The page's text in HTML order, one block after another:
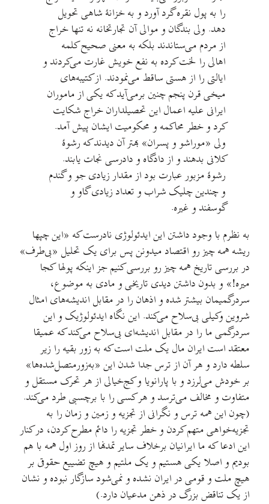
را به پول نقره گرد آورد و به خزانهٔ شاهی تحویل
دهد. ولی بندگان و موالی آن تجارتخانه نه تنها خراج
از مردم می‌ستاندند بلکه به معنی صحیح کلمه
اهالی را لخت کرده به نفع خویش غارت می‌کردند و
ایالتی را از هستی ساقط می‌نمودند. از کتیبه‌های
میخی قرن پنجم چنین برمی‌آید که یکی از ماموران
ایرانی علیه اعمال این تحصیلداران خراج شکایت
کرد و خطر محاکمه و محکومیت ایشان پیش آمد.
ولی «موراشو و پسران» بهتر آن دیدند که رشوهٔ
کلانی بدهند و از دادگاه و دادرسی نجات یابند.
رشوهٔ مزبور عبارت بود از مقدار زیادی جو و گندم
و چندین چلیک شراب و تعداد زیادی گاو و
گوسفند و غیره.
به نظرم با وجود داشتن این ایدئولوژی نادرست که «این چپها
ریشه همه چیز رو اقتصاد میدونن پس برای یک تحلیل «بی‌طرف»
در بررسی تاریخ همه چیز رو بررسی کنیم جز اينکه پولها کجا
ميره!» و بدون داشتن دیدی تاریخی و مادی به موضوع،
سردرگمیمان بیشتر شده و اذهان را در مقابل اندیشه‌های امثال
شروین وکیلی بی‌سلاح می‌کند. این نگاه ایدئولوژیک و این
سردرگمی ما را در مقابل اندیشه‌ای بی‌سلاح می‌کند که عمیقا
معتقد است ایران مال یک ملت است که به زور بقیه را زیر
سلطه دارد و هر آن از ترس جدا شدن این «به‌زورمتصل‌شده‌ها»
بر خودش می‌لرزد و با پارانویا و کج‌خیالی از هر تحرک مستقل و
متفاوت و مخالف می‌ترسد و هر کسی را با برچسبی طرد می‌کند.
(چون این همه ترس و نگرانی از تجزیه و زمین و زمان را به
تجزیه‌خواهی متهم کردن و خطر تجزیه را دائم مطرح کردن، در کنار
این ادعا که ما ایرانیان برخلاف سایر تمدنها از روز اول همه با هم
بودیم و اصلا یکی هستیم و یک ملتیم و هیچ تضییع حقوقی بر
هیچ ملت و قومی در ایران نشده و نمی‌شود سازگار نبوده و نشان
از یک تناقض بزرگ در ذهن مدعیان دارد.)